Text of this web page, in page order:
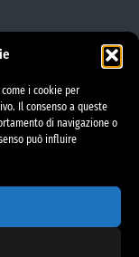
i cookie per
Il consenso a queste
di navigazione o
può influire
(RPD)